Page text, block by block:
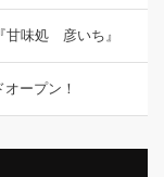
甘味処 彦いち』
ープン！